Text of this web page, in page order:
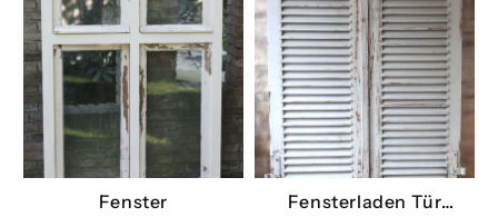
Fenster
Fensterladen Tür